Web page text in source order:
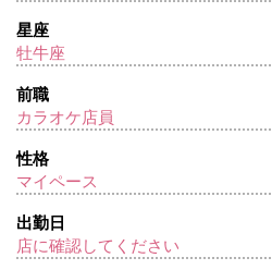
星座
牡牛座
前職
カラオケ店員
性格
マイペース
出勤日
店に確認してください